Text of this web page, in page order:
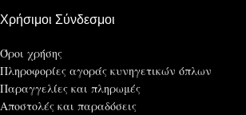
Χρήσιμοι Σύνδεσμοι
Όροι χρήσης
Πληροφορίες αγοράς κυνηγετικών όπλων
Παραγγελίες και πληρωμές
Αποστολές και παραδόσεις